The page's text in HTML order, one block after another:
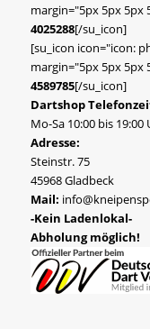
margin="5px 5px 5px
4025288[/su_icon]
[su_icon icon="icon:
margin="5px 5px 5px
4589785[/su_icon]
Dartshop
Mo-Sa 10:00 bis 19:00
Adresse:
Steinstr. 75
45968 Gladbeck
Mail:
-Kein Ladenlokal-
Abholung möglich!